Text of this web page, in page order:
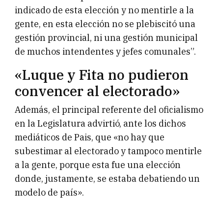
indicado de esta elección y no mentirle a la
gente, en esta elección no se plebiscitó una
gestión provincial, ni una gestión municipal
de muchos intendentes y jefes comunales”.
«Luque y Fita no pudieron
convencer al electorado»
Además, el principal referente del oficialismo
en la Legislatura advirtió, ante los dichos
mediáticos de Pais, que «no hay que
subestimar al electorado y tampoco mentirle
a la gente, porque esta fue una elección
donde, justamente, se estaba debatiendo un
modelo de país».